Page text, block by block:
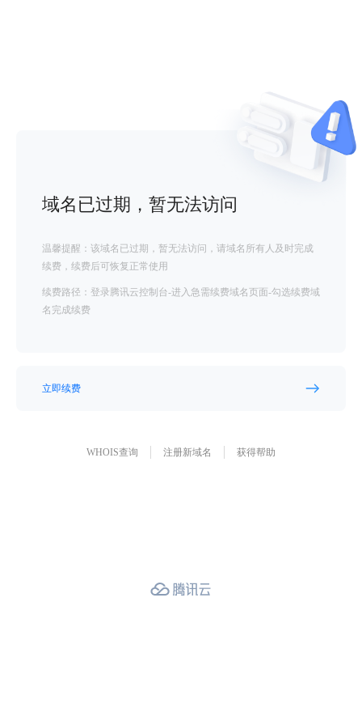
域名已过期，暂无法访问
温馨提醒：该域名已过期，暂无法访问，请域名所有人及时完成
续费，续费后可恢复正常使用
续费路径：登录腾讯云控制台-进入急需续费域名页面-勾选续费域
名完成续费
立即续费
WHOIS查询 注册新域名 获得帮助